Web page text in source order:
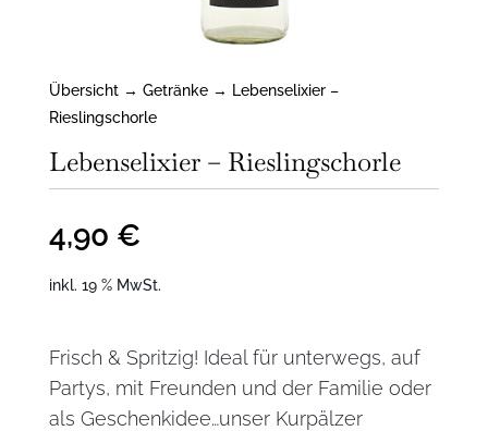
Übersicht→ Getränke→ Lebenselixier –
Rieslingschorle
Lebenselixier – Rieslingschorle
4,90 €
inkl. 19 % MwSt.
Frisch & Spritzig! Ideal für unterwegs, auf
Partys, mit Freunden und der Familie oder
als Geschenkidee…unser Kurpälzer